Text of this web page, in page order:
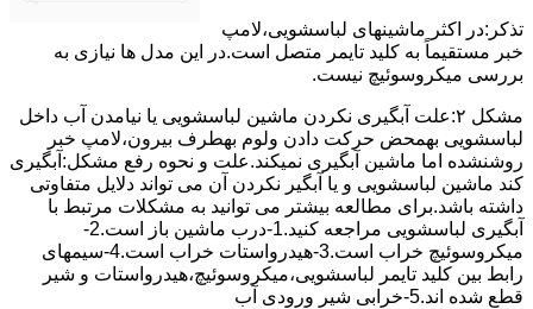
ﺗﺬﮐﺮ:در اﮐﺜﺮ ماشینهای لباسشویی،ﻻﻣﭗ
ﺧﺒﺮ مستقیماً ﺑﻪ ﮐﻠﯿﺪ ﺗﺎﯾﻤﺮ ﻣﺘﺼﻞ اﺳﺖ.در اﯾﻦ مدل ها ﻧﯿﺎزی ﺑﻪ
بررسی ﻣﯿﮑﺮوﺳﻮﺋﯿﭻ نیست.
مشکل ۲:علت آبگیری نکردن ماشین لباسشویی یا نیامدن آب داخل
لباسشویی بهمحض ﺣﺮﮐﺖ دادن وﻟﻮم بهطرف ﺑﯿﺮون،ﻻﻣﭗ ﺧﺒﺮ
روشنشده اﻣﺎ ﻣﺎﺷﯿﻦ آﺑﮕﯿﺮی نمیکند.ﻋﻠﺖ و نحوه رﻓﻊ مشکل:آبگیری
کند ماشین لباسشویی و یا آبگیر نکردن آن می تواند دلایل متفاوتی
داشته باشد.برای مطالعه بیشتر می توانید به مشکلات مرتبط با
آبگیری لباسشویی مراجعه کنید.1-درب ﻣﺎﺷﯿﻦ ﺑﺎز اﺳﺖ.2-
ﻣﯿﮑﺮوﺳﻮﺋﯿﭻ ﺧﺮاب اﺳﺖ.3-ﻫﯿﺪرواﺳﺘﺎت ﺧﺮاب اﺳﺖ.4-سیمهای
راﺑﻂ ﺑﯿﻦ ﮐﻠﯿﺪ ﺗﺎﯾﻤﺮ لباسشویی،ﻣﯿﮑﺮوﺳﻮﺋﯿﭻ،ﻫﯿﺪرواﺳﺘﺎت و ﺷﯿﺮ
ﻗﻄﻊ ﺷﺪه اند.5-خرابی شیر ورودی آب